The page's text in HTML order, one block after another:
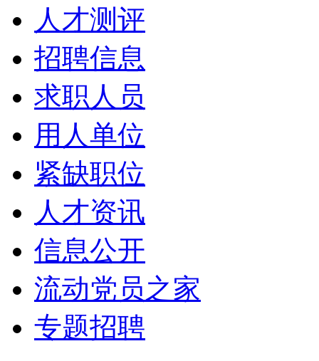
人才测评
招聘信息
求职人员
用人单位
紧缺职位
人才资讯
信息公开
流动党员之家
专题招聘